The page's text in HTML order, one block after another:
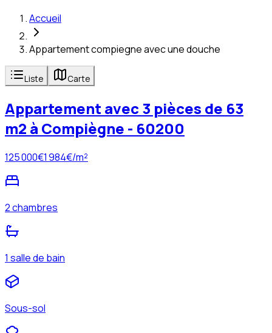
Accueil
Appartement compiegne avec une douche
Liste Carte
Appartement avec 3 pièces de 63
m2 à Compiègne - 60200
125 000€1 984€/m²
2 chambres
1 salle de bain
Sous-sol